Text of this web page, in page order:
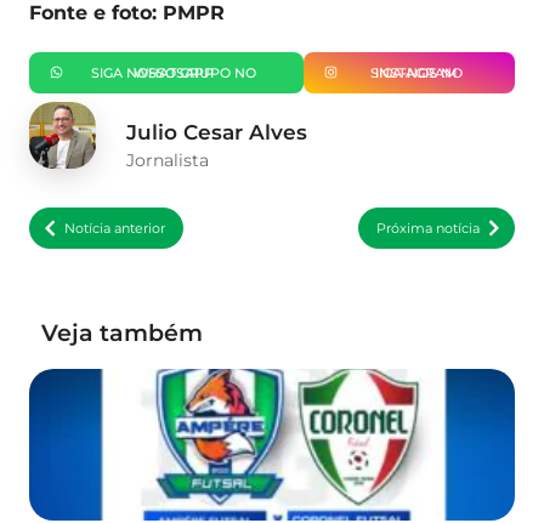
Fonte e foto: PMPR
SIGA NOSSO GRUPO NO WHATSAPP SIGA-NOS NO INSTAGRAM
Julio Cesar Alves
Jornalista
Notícia anterior Próxima notícia
Veja também